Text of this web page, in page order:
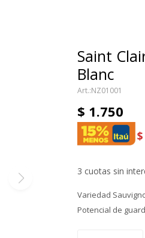
Saint
Blanc
NZ01001
$ 1.750
$
3 cuotas sin
Variedad
Potencial de